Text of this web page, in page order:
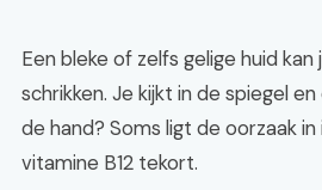
Een bleke of zelfs gelige huid kan
schrikken. Je kijkt in de spiegel
de hand? Soms ligt de oorzaak
vitamine B12 tekort.